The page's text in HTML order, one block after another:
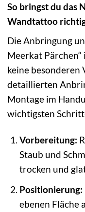
So bringst du das
Wandtattoo
Die Anbringung
Meerkat
keine besonderen
detaillierten
Montage im
wichtigsten
Vorbereitung:
Staub und
trocken und
Positionierung:
ebenen Fläche